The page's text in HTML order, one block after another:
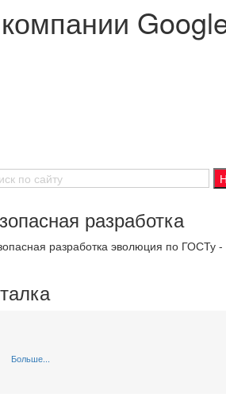
разработка
разработка эволюция по ГОСТу -
Больше...